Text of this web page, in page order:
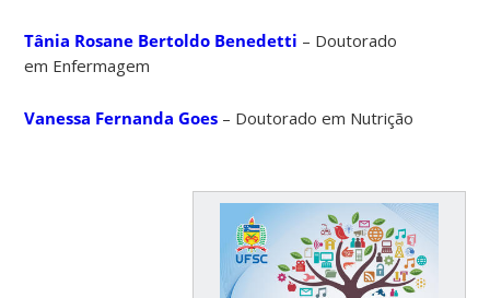
Tânia Rosane Bertoldo Benedetti – Doutorado
em Enfermagem
Vanessa Fernanda Goes – Doutorado em Nutrição